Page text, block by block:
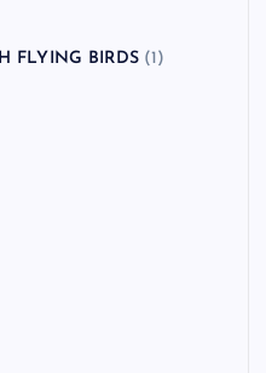
FLYING BIRDS(1)